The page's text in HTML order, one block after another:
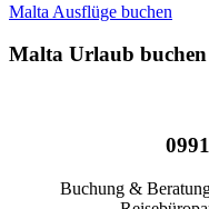
Malta Ausflüge buchen
Malta Urlaub buchen
Buchung &